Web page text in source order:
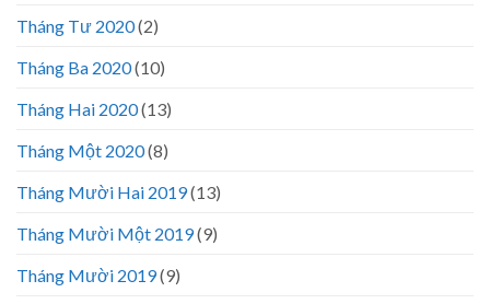
Tháng Tư 2020(2)
Tháng Ba 2020(10)
Tháng Hai 2020(13)
Tháng Một 2020(8)
Tháng Mười Hai 2019(13)
Tháng Mười Một 2019(9)
Tháng Mười 2019(9)